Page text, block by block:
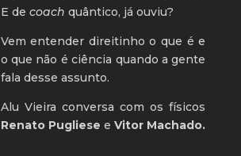
E de coach quântico, já ouviu?
Vem entender direitinho o que é e
o que não é ciência quando a gente
fala desse assunto.
Alu Vieira conversa com os físicos
Renato Pugliese e Vitor Machado.